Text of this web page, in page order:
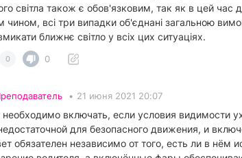
світла також є обов'язковим, так як в цей час
чином, всі три випадки об'єднані загальною
ближнє світло у всіх цих ситуаціях.
0 0
• 21 июня 2021 20:07
включать, если условия видимости
для безопасного движения, и
обязателен независимо от того, есть ли в